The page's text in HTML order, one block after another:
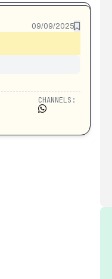
09/09/2025
CHANNELS: